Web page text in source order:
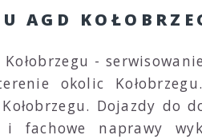
AGD
-
okolic
Dojazdy
i fachowe naprawy